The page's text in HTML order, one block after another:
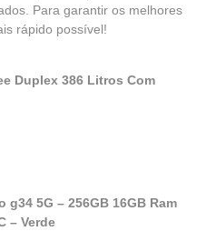
Para garantir os melhores
rápido possível!
Duplex 386 Litros Com
5G – 256GB 16GB Ram
– Verde